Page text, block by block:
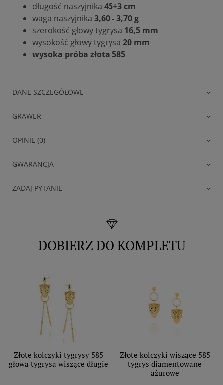
długość naszyjnika 45+3 cm
waga naszyjnika 3,60 - 3,70 g
szerokość głowy tygrysa 16,5 mm
wysokość głowy tygrysa 20 mm
wysoka próba złota 585
DANE SZCZEGÓŁOWE
GRAWER
OPINIE (0)
GWARANCJA
ZADAJ PYTANIE
DOBIERZ DO KOMPLETU
Złote kolczyki tygrysy 585
głowa tygrysa wiszące długie
Złote kolczyki wiszące 585
tygrys diamentowane
ażurowe